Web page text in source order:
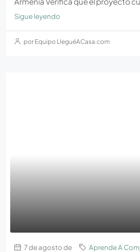
Sigue leyendo
por Equipo LleguéACasa.com
7 de agosto de
Aprende A